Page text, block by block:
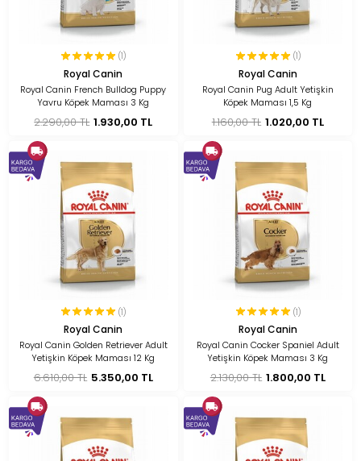
(1)
Royal Canin
Royal Canin French Bulldog Puppy
Yavru Köpek Maması 3 Kg
2.290,00 TL 1.930,00 TL
(1)
Royal Canin
Royal Canin Pug Adult Yetişkin
Köpek Maması 1,5 Kg
1.160,00 TL 1.020,00 TL
(1)
Royal Canin
Royal Canin Golden Retriever Adult
Yetişkin Köpek Maması 12 Kg
6.610,00 TL 5.350,00 TL
(1)
Royal Canin
Royal Canin Cocker Spaniel Adult
Yetişkin Köpek Maması 3 Kg
2.130,00 TL 1.800,00 TL